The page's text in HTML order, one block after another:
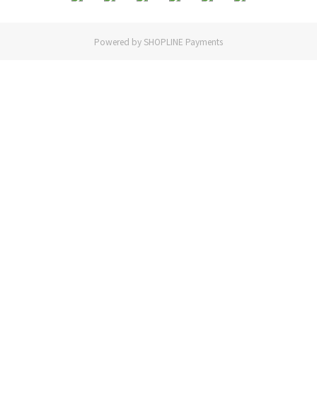
Powered by SHOPLINE Payments